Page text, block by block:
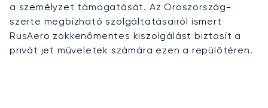
a személyzet támogatását. Az Oroszország-
szerte megbízható szolgáltatásairól ismert
RusAero zökkenőmentes kiszolgálást biztosít a
privát jet műveletek számára ezen a repülőtéren.